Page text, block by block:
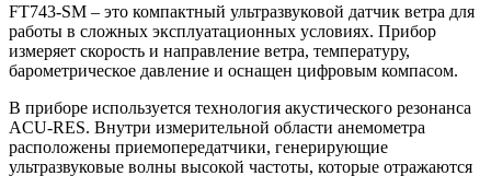
FT743-SM – это компактный ультразвуковой датчик ветра для
работы в сложных эксплуатационных условиях. Прибор
измеряет скорость и направление ветра, температуру,
барометрическое давление и оснащен цифровым компасом.
В приборе используется технология акустического резонанса
ACU-RES. Внутри измерительной области анемометра
расположены приемопередатчики, генерирующие
ультразвуковые волны высокой частоты, которые отражаются